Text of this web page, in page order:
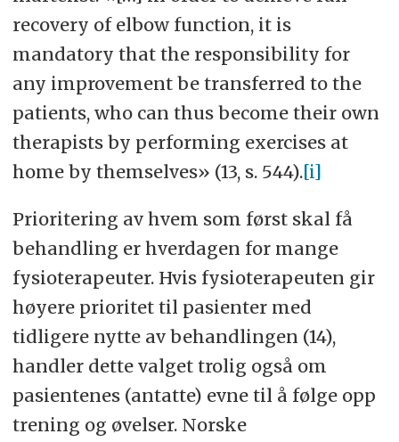
recovery of elbow function, it is
mandatory that the responsibility for
any improvement be transferred to the
patients, who can thus become their own
therapists by performing exercises at
home by themselves» (13, s. 544).[i]
Prioritering av hvem som først skal få
behandling er hverdagen for mange
fysioterapeuter. Hvis fysioterapeuten gir
høyere prioritet til pasienter med
tidligere nytte av behandlingen (14),
handler dette valget trolig også om
pasientenes (antatte) evne til å følge opp
trening og øvelser. Norske